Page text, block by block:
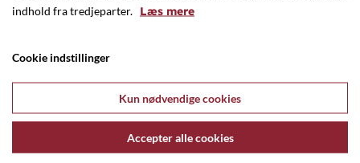
Carina Hegested
42 71 96 45
info@ringkoebing.dk
indhold fra tredjeparter. Læs mere
Cookie indstillinger
Kun nødvendige cookies
Accepter alle cookies